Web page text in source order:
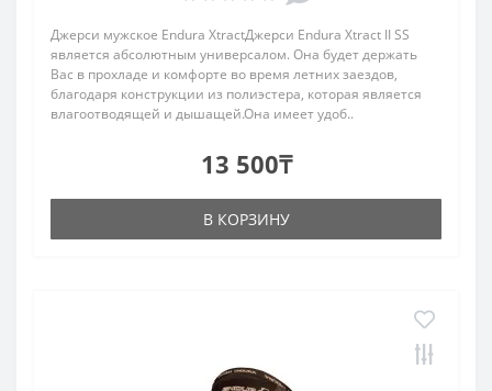
Джерси мужское Endura XtractДжерси Endura Xtract II SS
является абсолютным универсалом. Она будет держать
Вас в прохладе и комфорте во время летних заездов,
благодаря конструкции из полиэстера, которая является
влагоотводящей и дышащей.Она имеет удоб..
13 500₸
В КОРЗИНУ